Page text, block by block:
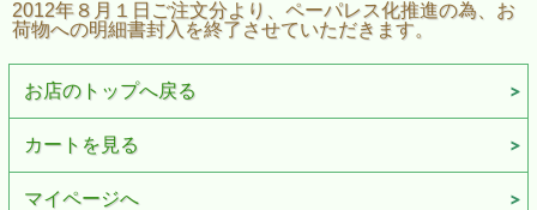
2012年８月１日ご注文分より、ペーパレス化推進の為、お
荷物への明細書封入を終了させていただきます。
お店のトップへ戻る
カートを見る
マイページへ